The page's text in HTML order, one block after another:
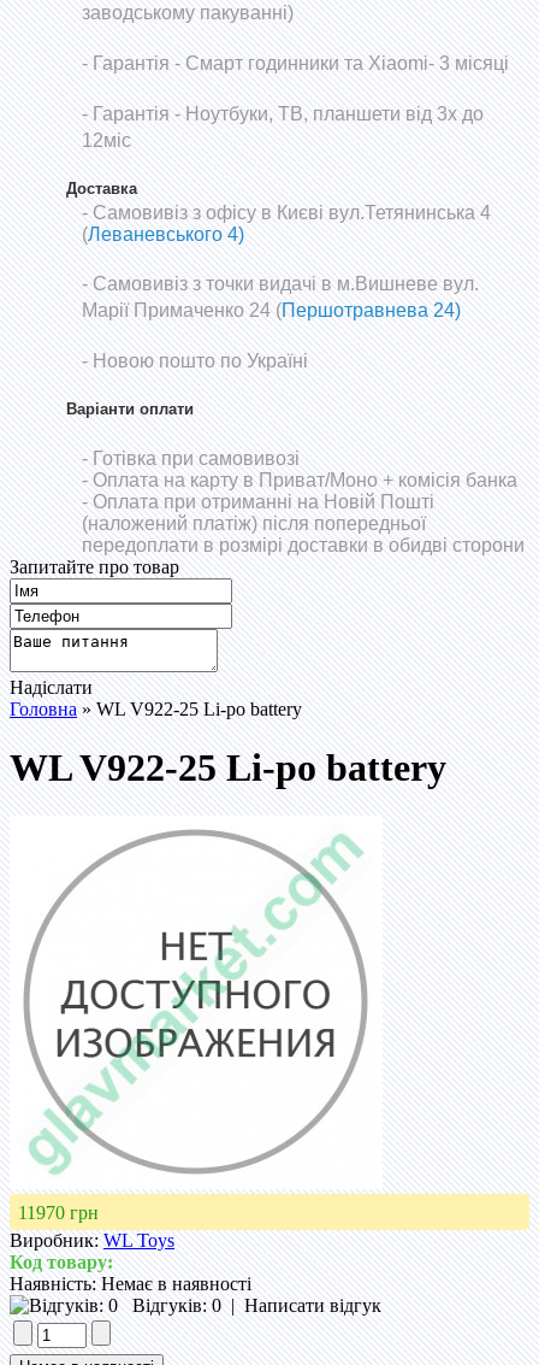
заводському пакуванні)
-Гарантія - Смарт годинники та Xiaomi- 3 місяці
- Гарантія - Ноутбуки, ТВ, планшети від 3х до
12міс
Доставка
- Самовивіз з офісу в Києві вул.Тетянинська 4
(Леваневського 4)
- Самовивіз з точки видачі в м.Вишневе вул.
Марії Примаченко 24 (Першотравнева 24)
- Новою пошто по Україні
Варіанти оплати
- Готівка при самовивозі
- Оплата на карту в Приват/Моно+ комісія банка
- Оплата при отриманні на Новій Пошті
(наложений платіж) після попередньої
передоплати в розмірі доставки в обидві сторони
Запитайте про товар
Надіслати
Головна» WL V922-25 Li-po battery
WL V922-25 Li-po battery
11970 грн
Виробник: WL Toys
Код товару:
Наявність:Немає в наявності
Відгуків: 0|Написати відгук